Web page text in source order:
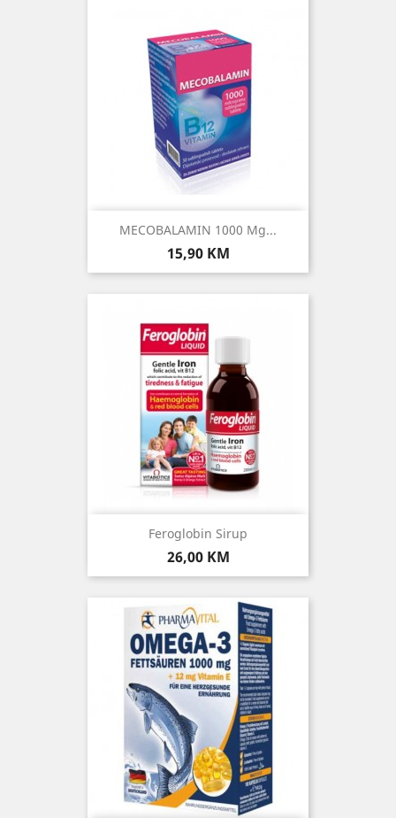
MECOBALAMIN 1000 Μg...
Cijena
15,90 KM
Feroglobin Sirup
Cijena
26,00 KM